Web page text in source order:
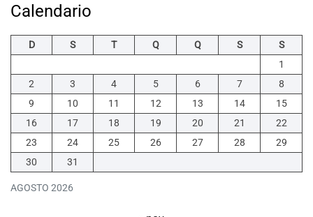
Calendario
AGOSTO 2026
D S T Q Q S
S
1
2
3 4 5 6 7
8
9
10 11 12 13 14
15
16
17 18 19 20 21
22
23
24 25 26 27 28
29
30
31